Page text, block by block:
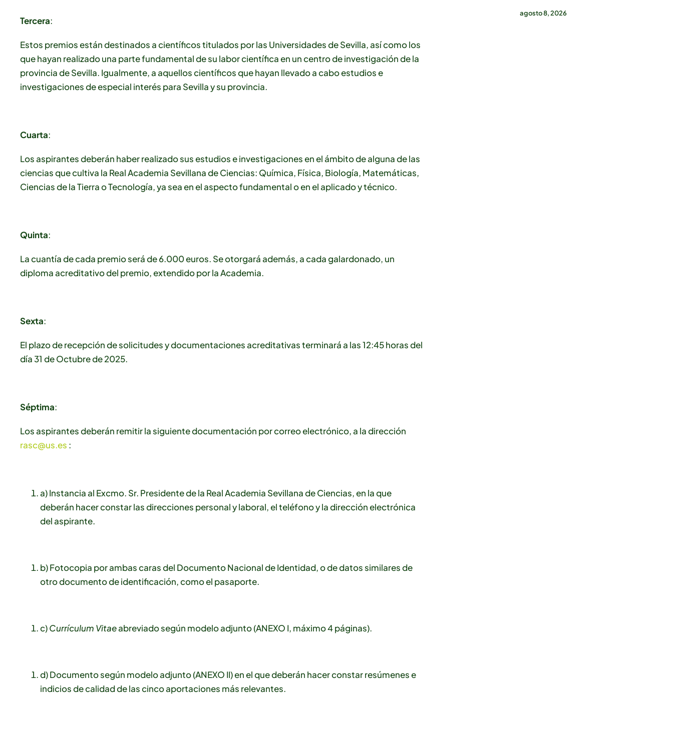
Tercera:
Estos premios están destinados a científicos titulados por las Universidades de Sevilla, así como los
que hayan realizado una parte fundamental de su labor científica en un centro de investigación de la
provincia de Sevilla. Igualmente, a aquellos científicos que hayan llevado a cabo estudios e
investigaciones de especial interés para Sevilla y su provincia.
Cuarta:
Los aspirantes deberán haber realizado sus estudios e investigaciones en el ámbito de alguna de las
ciencias que cultiva la Real Academia Sevillana de Ciencias: Química, Física, Biología, Matemáticas,
Ciencias de la Tierra o Tecnología, ya sea en el aspecto fundamental o en el aplicado y técnico.
Quinta:
La cuantía de cada premio será de 6.000 euros. Se otorgará además, a cada galardonado, un
diploma acreditativo del premio, extendido por la Academia.
Sexta:
El plazo de recepción de solicitudes y documentaciones acreditativas terminará a las 12:45 horas del
día 31 de Octubre de 2025.
Séptima:
Los aspirantes deberán remitir la siguiente documentación por correo electrónico, a la dirección
rasc@us.es :
a) Instancia al Excmo. Sr. Presidente de la Real Academia Sevillana de Ciencias, en la que
deberán hacer constar las direcciones personal y laboral, el teléfono y la dirección electrónica
del aspirante.
b) Fotocopia por ambas caras del Documento Nacional de Identidad, o de datos similares de
otro documento de identificación, como el pasaporte.
c)Currículum Vitaeabreviado según modelo adjunto (ANEXO I, máximo 4 páginas).
d) Documento según modelo adjunto (ANEXO II) en el que deberán hacer constar resúmenes e
indicios de calidad de las cinco aportaciones más relevantes.
agosto 8, 2026